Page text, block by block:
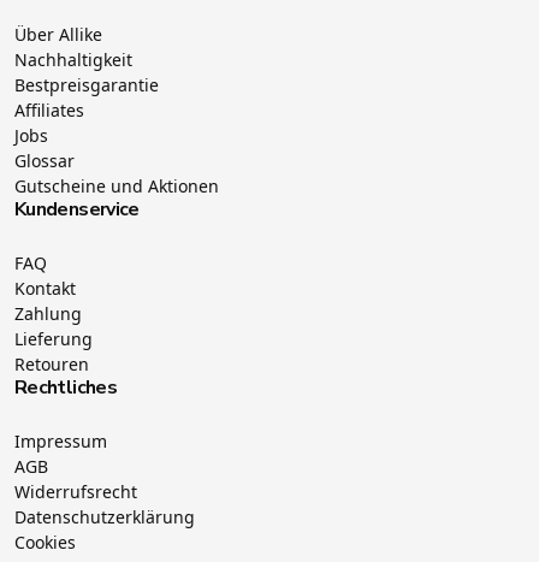
Über Allike
Nachhaltigkeit
Bestpreisgarantie
Affiliates
Jobs
Glossar
Gutscheine und Aktionen
Kundenservice
FAQ
Kontakt
Zahlung
Lieferung
Retouren
Rechtliches
Impressum
AGB
Widerrufsrecht
Datenschutzerklärung
Cookies